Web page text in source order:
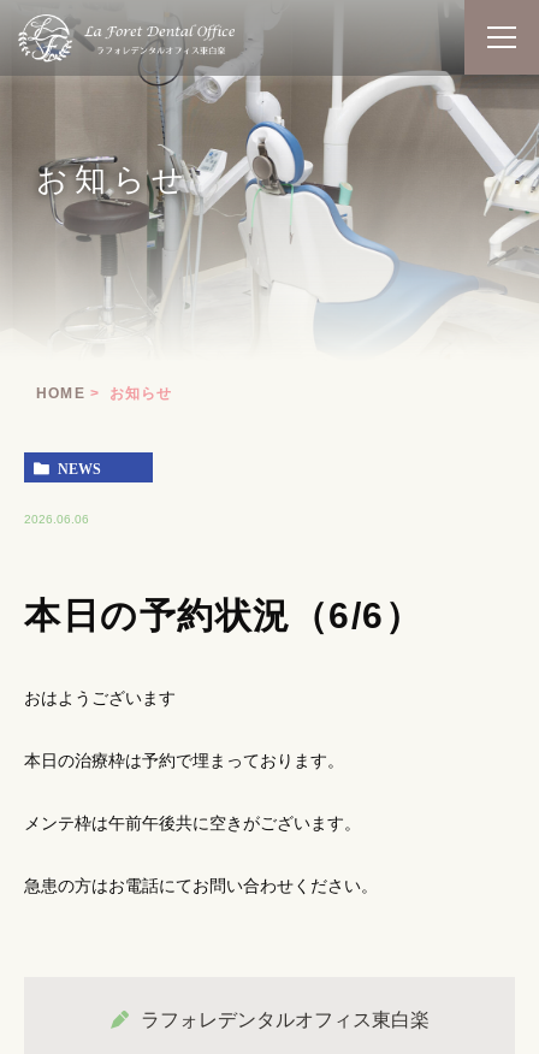
お知らせ
HOME お知らせ
NEWS
2026.06.06
本日の予約状況（6/6）
おはようございます
本日の治療枠は予約で埋まっております。
メンテ枠は午前午後共に空きがございます。
急患の方はお電話にてお問い合わせください。
ラフォレデンタルオフィス東白楽